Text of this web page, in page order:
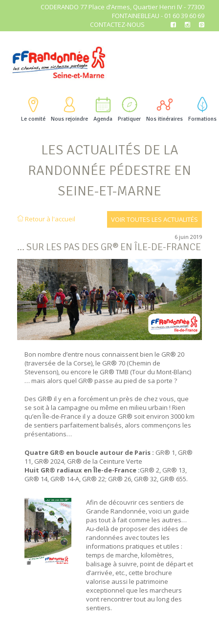
CODERANDO 77 Place d’Armes, Quartier Henri IV - 77300
FONTAINEBLEAU - 01 60 39 60 69
CONTACTEZ-NOUS
Le comité Nous rejoindre Agenda Pratiquer Nos itinéraires Formations
LES ACTUALITÉS DE LA
RANDONNÉE PÉDESTRE EN
SEINE-ET-MARNE
Retour à l'accueil VOIR TOUTES LES ACTUALITÉS
… SUR LES PAS DES GR® EN ÎLE-DE-FRANCE
6 juin 2019
Bon nombre d’entre nous connaissent bien le GR® 20
(traversée de la Corse), le GR® 70 (Chemin de
Stevenson), ou encore le GR® TMB (Tour du Mont-Blanc)
… mais alors quel GR® passe au pied de sa porte ?
Des GR® il y en a forcément un près de chez vous, que
se soit à la campagne ou même en milieu urbain ! Rien
qu’en Île-de-France il y a douze GR® soit environ 3000 km
de sentiers parfaitement balisés, alors commençons les
présentations…
Quatre GR® en boucle autour de Paris : GR® 1, GR®
11, GR® 2024, GR® de la Ceinture Verte
Huit GR® radiaux en Île-de-France :GR® 2, GR® 13,
GR® 14, GR® 14-A, GR® 22; GR® 26, GR® 32, GR® 655.
Afin de découvrir ces sentiers de
Grande Randonnée, voici un guide
pas tout à fait comme les autres…
Au-delà de proposer des idées de
randonnées avec toutes les
informations pratiques et utiles :
temps de marche, kilomètres,
balisage à suivre, point de départ et
d’arrivée, etc., cette brochure
valorise aussi le patrimoine
exceptionnel que les marcheurs
vont rencontrer tout au long des
sentiers.